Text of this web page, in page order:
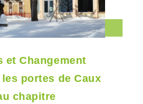
et Changement
portes de Caux
chapitre